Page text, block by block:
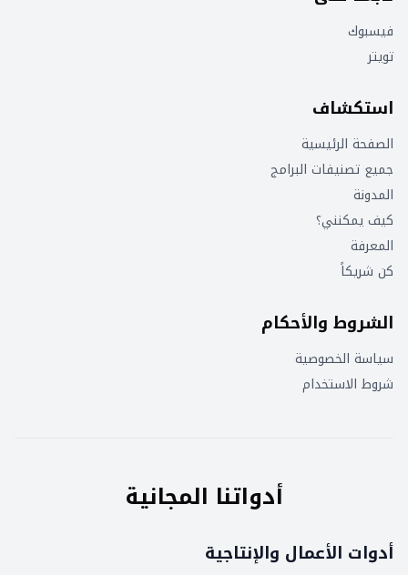
فيسبوك
تويتر
استكشاف
الصفحة الرئيسية
جميع تصنيفات البرامج
المدونة
كيف يمكنني؟
المعرفة
كن شريكاً
الشروط والأحكام
سياسة الخصوصية
شروط الاستخدام
أدواتنا المجانية
أدوات الأعمال والإنتاجية